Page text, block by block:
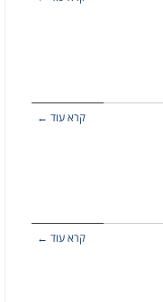
קרא עוד ←
קרא עוד ←